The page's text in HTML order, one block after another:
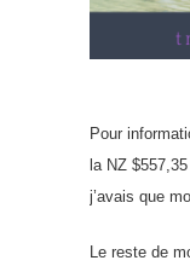
Pour
la NZ
j’avais que
Le reste de